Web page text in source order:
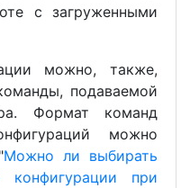
с загруженными
можно, также,
подаваемой
Формат команд
можно
Можно ли выбирать
конфигурации при